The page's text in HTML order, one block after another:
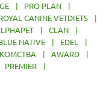
| PRO PLAN
|
CANINE VETDIETS
|
| CLAN
|
NATIVE | EDEL
|
| AWARD
|
PREMIER
|